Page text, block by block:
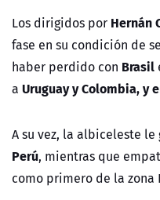
Los dirigidos por Hernán
fase en su condición de
haber perdido con Brasil
a Uruguay y Colombia, y
A su vez, la albiceleste le
Perú, mientras que
como primero de la zona